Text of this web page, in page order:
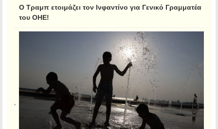
Ο Τραμπ ετοιμάζει τον Ινφαντίνο για Γενικό Γραμματέα
του ΟΗΕ!